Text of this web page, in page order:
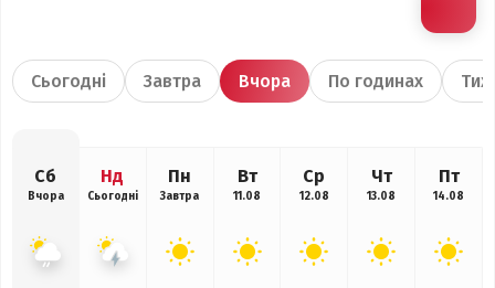
Сьогодні Завтра Вчора По годинах
Сб
Вчора
Нд
Сьогодні
Пн
Завтра
Вт
11.08
Ср
12.08
Чт
13.08
Пт
14.08